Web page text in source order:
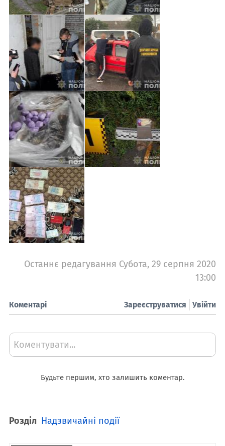
Останнє редагування Субота, 29 серпня 2020
13:00
Коментарі Увійти
Зареєструватися
Коментувати...
Будьте першим, хто залишить коментар.
Розділ Надзвичайні події